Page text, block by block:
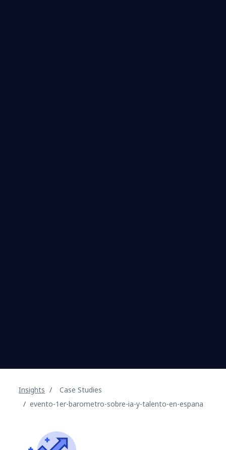
Insights
Case Studies
evento-1er-barometro-sobre-ia-y-talento-en-espana